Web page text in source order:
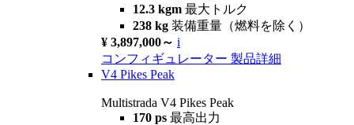
12.3 kgm 最大トルク
238 kg 装備重量（燃料を除く）
¥ 3,897,000～ i
コンフィギュレーター 製品詳細
V4 Pikes Peak
Multistrada V4 Pikes Peak
170 ps 最高出力